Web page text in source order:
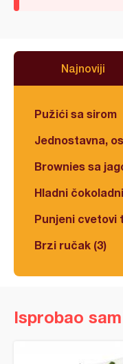
Najnoviji
Pužići sa sirom
Jednostavna,
Brownies sa
Hladni
Punjeni cvetovi
Brzi ručak (3)
Isprobao sam